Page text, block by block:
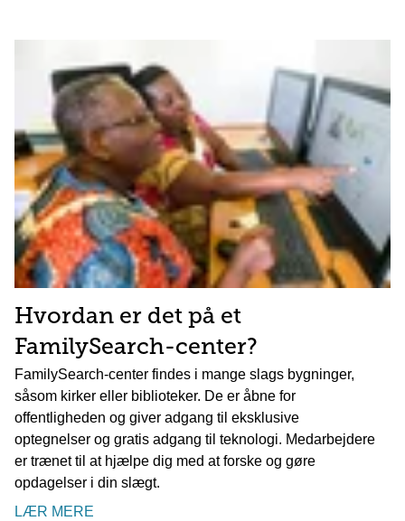
Hvordan er det på et
FamilySearch-center?
FamilySearch-center findes i mange slags bygninger,
såsom kirker eller biblioteker. De er åbne for
offentligheden og giver adgang til eksklusive
optegnelser og gratis adgang til teknologi. Medarbejdere
er trænet til at hjælpe dig med at forske og gøre
opdagelser i din slægt.
LÆR MERE